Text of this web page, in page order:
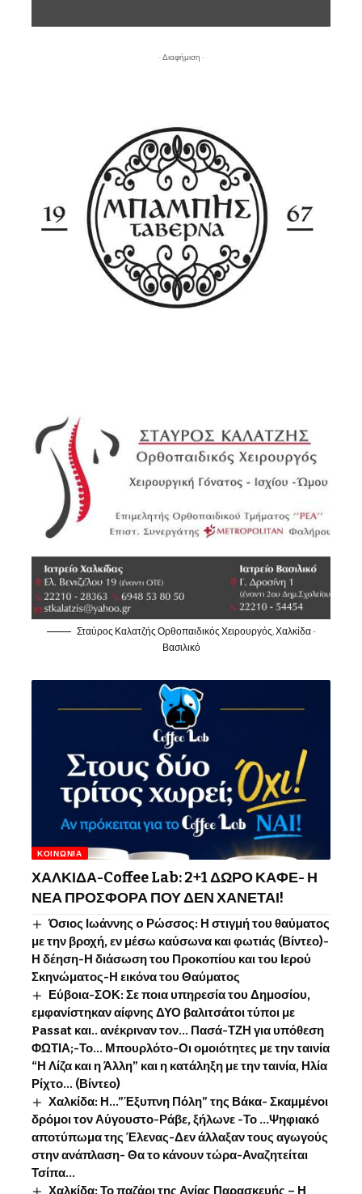
- Διαφήμιση -
Σταύρος Καλατζής Ορθοπαιδικός Χειρουργός, Χαλκίδα -
Βασιλικό
ΚΟΙΝΩΝΊΑ
ΧΑΛΚΙΔΑ-Coffee Lab: 2+1 ΔΩΡΟ ΚΑΦΕ- Η
ΝΕΑ ΠΡΟΣΦΟΡΑ ΠΟΥ ΔΕΝ ΧΑΝΕΤΑΙ!
Όσιος Ιωάννης o Ρώσσος: Η στιγμή του θαύματος
με την βροχή, εν μέσω καύσωνα και φωτιάς (Βίντεο)-
Η δέηση-Η διάσωση του Προκοπίου και του Ιερού
Σκηνώματος-Η εικόνα του Θαύματος
Εύβοια-ΣΟΚ: Σε ποια υπηρεσία του Δημοσίου,
εμφανίστηκαν αίφνης ΔΥΟ βαλιτσάτοι τύποι με
Passat και.. ανέκριναν τον… Πασά-ΤΖΗ για υπόθεση
ΦΩΤΙΑ;-Το… Μπουρλότο-Οι ομοιότητες με την ταινία
“Η Λίζα και η Άλλη” και η κατάληξη με την ταινία, Ηλία
Ρίχτο… (Βίντεο)
Χαλκίδα: Η…”Έξυπνη Πόλη” της Βάκα- Σκαμμένοι
δρόμοι τον Αύγουστο-Ράβε, ξήλωνε -Το …Ψηφιακό
αποτύπωμα της Έλενας-Δεν άλλαξαν τους αγωγούς
στην ανάπλαση- Θα το κάνουν τώρα-Αναζητείται
Τσίπα…
Χαλκίδα: Το παζάρι της Αγίας Παρασκευής – Η